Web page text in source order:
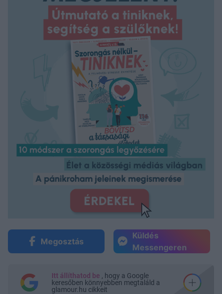
Megosztás
Küldés
Messengeren
Itt állíthatod be , hogy a Google
keresőben könnyebben megtaláld a
glamour.hu cikkeit